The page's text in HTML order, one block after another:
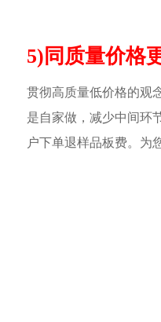
5)同质量价格
贯彻高质量低价格的观
是自家做，减少中间环
户下单退样品板费。为